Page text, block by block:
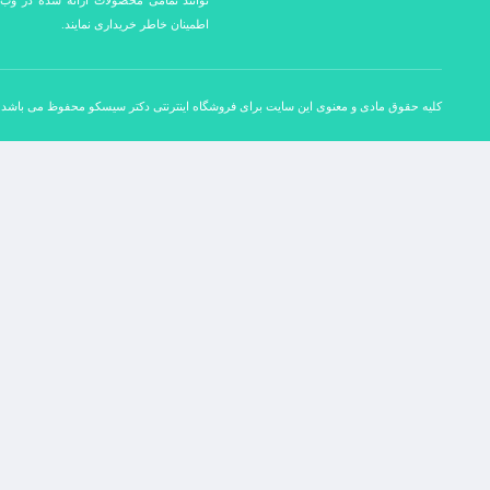
اطمینان خاطر خریداری نمایند.
کلیه حقوق مادی و معنوی این سایت برای فروشگاه اینترنتی دکتر سیسکو محفوظ می باشد.